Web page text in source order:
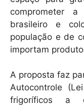
comprometer a
brasileiro e
população e de
importam
A proposta faz
Autocontrole
frigoríficos a